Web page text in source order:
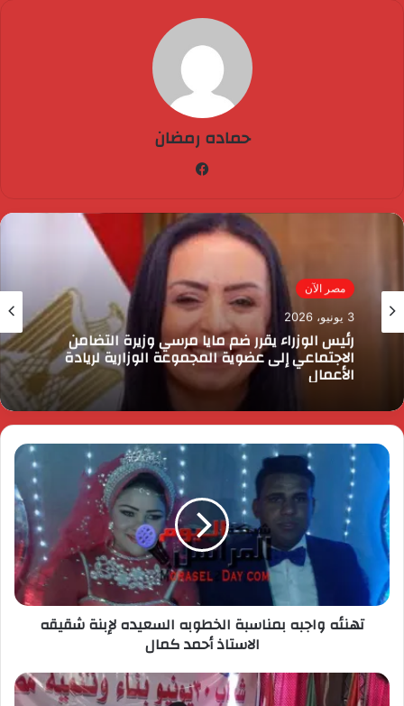
حماده رمضان
مصر الآن
3 يونيو، 2026
رئيس الوزراء يقرر ضم مايا مرسي وزيرة التضامن
الاجتماعي إلى عضوية المجموعة الوزارية لريادة
الأعمال
تهنئه واجبه بمناسبة الخطوبه السعيده لإبنة شقيقه
الاستاذ أحمد كمال